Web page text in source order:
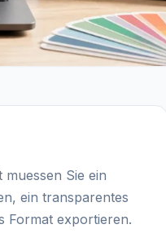
Sie ein
ein transparentes
Format exportieren.